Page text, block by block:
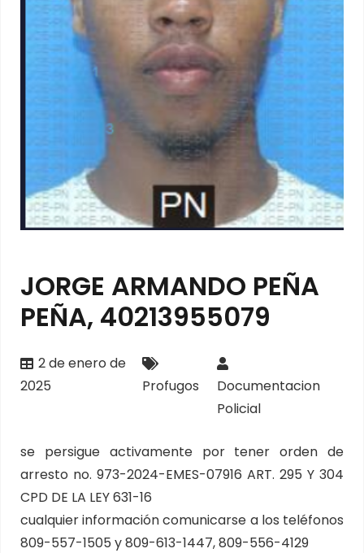
JORGE ARMANDO PEÑA
PEÑA, 40213955079
2 de enero de
2025
Profugos
Documentacion
Policial
se persigue activamente por tener orden de
arresto no. 973-2024-EMES-07916 ART. 295 Y 304
CPD DE LA LEY 631-16
cualquier información comunicarse a los teléfonos
809-557-1505 y 809-613-1447, 809-556-4129